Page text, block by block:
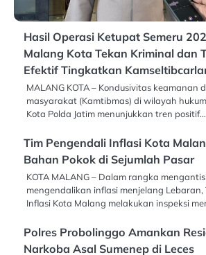
Hasil Operasi Ketupat Semeru
Malang Kota Tekan Kriminal dan
Efektif Tingkatkan
MALANG KOTA – Kondusivitas keamanan
masyarakat (Kamtibmas) di wilayah
Kota Polda Jatim menunjukkan tren positif…
Tim Pengendali Inflasi Kota
Bahan Pokok di Sejumlah Pasar
KOTA MALANG – Dalam rangka
mengendalikan inflasi menjelang Lebaran,
Inflasi Kota Malang melakukan inspeksi
Polres Probolinggo Amankan
Narkoba Asal Sumenep di Leces